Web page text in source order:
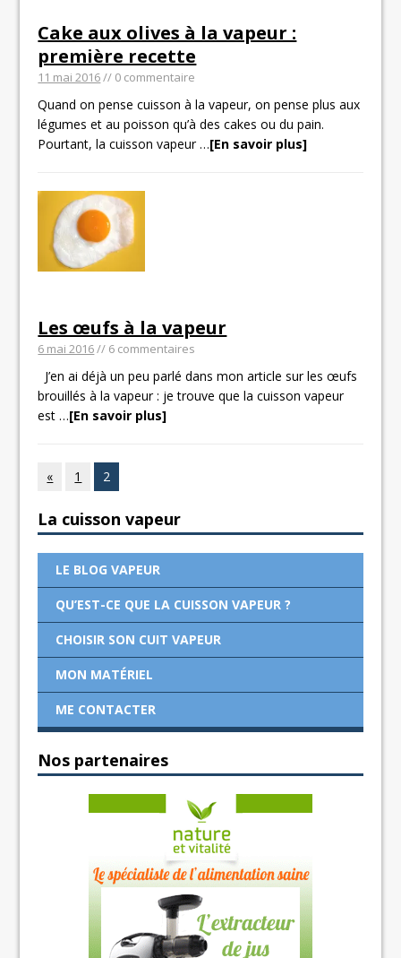
Cake aux olives à la vapeur :
première recette
11 mai 2016// 0 commentaire
Quand on pense cuisson à la vapeur, on pense plus aux
légumes et au poisson qu’à des cakes ou du pain.
Pourtant, la cuisson vapeur…[En savoir plus]
Les œufs à la vapeur
6 mai 2016// 6 commentaires
J’en ai déjà un peu parlé dans mon article sur les œufs
brouillés à la vapeur : je trouve que la cuisson vapeur
est…[En savoir plus]
« 1 2
La cuisson vapeur
LE BLOG VAPEUR
QU’EST-CE QUE LA CUISSON VAPEUR ?
CHOISIR SON CUIT VAPEUR
MON MATÉRIEL
ME CONTACTER
Nos partenaires